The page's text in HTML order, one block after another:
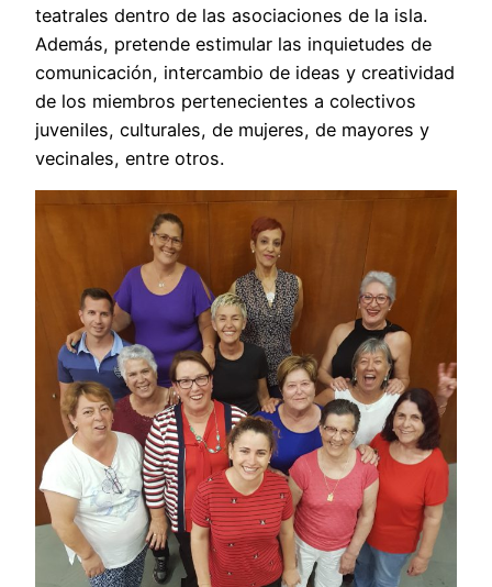
teatrales dentro de las asociaciones de la isla.
Además, pretende estimular las inquietudes de
comunicación, intercambio de ideas y creatividad
de los miembros pertenecientes a colectivos
juveniles, culturales, de mujeres, de mayores y
vecinales, entre otros.